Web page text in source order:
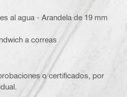
al agua - Arandela de 19 mm
a correas
o certificados, por